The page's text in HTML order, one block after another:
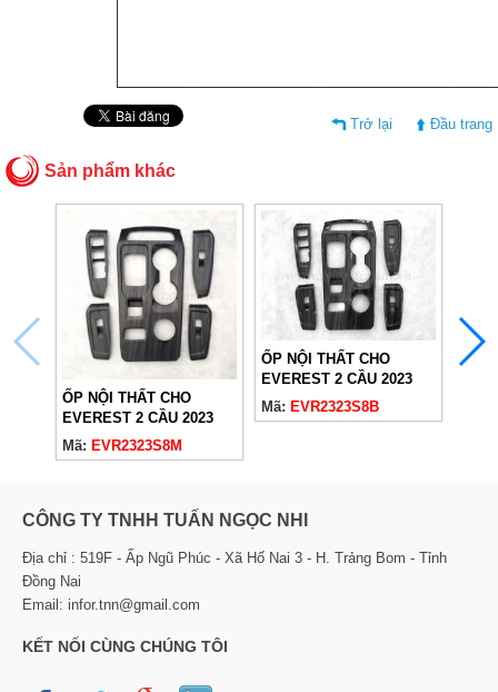
Trở lại Đầu trang
Sản phẩm khác
ỐP NỘI THẤT CHO
EVEREST 2 CẦU 2023
VÂN ĐÁ NHÁM
Mã: EVR2323S8M
ỐP NỘI THẤT CHO
EVEREST 2 CẦU 2023
VÂN ĐÁ BÓNG
Mã: EVR2323S8B
CÔNG TY TNHH TUẤN NGỌC NHI
Địa chỉ : 519F - Ấp Ngũ Phúc - Xã Hố Nai 3 - H. Trảng Bom - Tỉnh
Đồng Nai
Email: infor.tnn@gmail.com
KẾT NỐI CÙNG CHÚNG TÔI